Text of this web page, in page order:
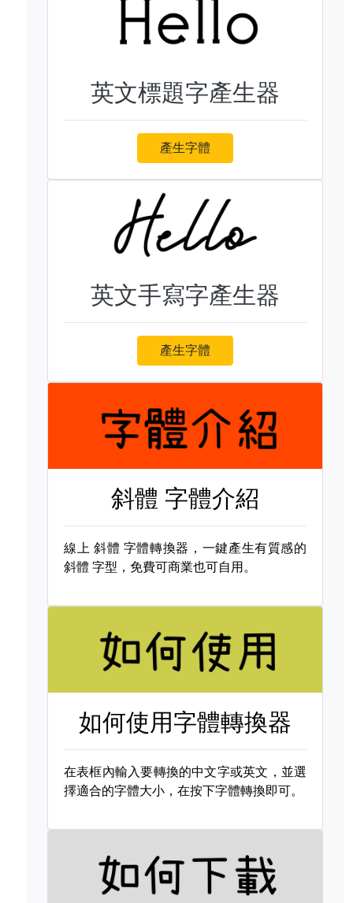
英文標題字產生器
產生字體
英文手寫字產生器
產生字體
斜體 字體介紹
線上 斜體 字體轉換器，一鍵產生有質感的
斜體 字型，免費可商業也可自用。
如何使用字體轉換器
在表框內輸入要轉換的中文字或英文，並選
擇適合的字體大小，在按下字體轉換即可。